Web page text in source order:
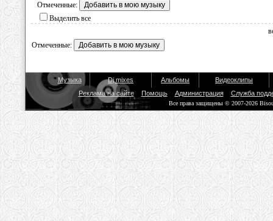
Отмеченные:
Выделить все
Отмеченные:
Музыка Dj mixes Альбомы
Видеоклипы
Реклама на сайте
Помощь Администрация Служба
Все права защищены © 2007-2026